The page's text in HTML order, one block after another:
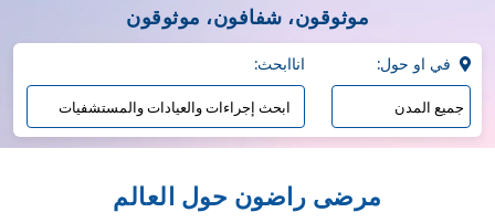
موثوقون، شفافون، موثوقون
:اناابحث
مرضى راضون حول العالم